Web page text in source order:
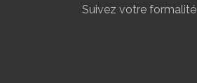
Suivez votre formalité